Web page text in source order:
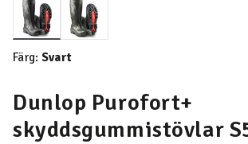
Dunlop Purofort+
skyddsgummistövlar
Valda
Färg: Svart